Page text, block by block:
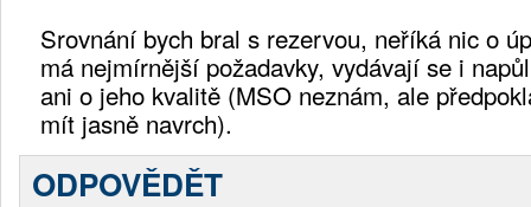
Srovnání bych bral s rezervou, neříká nic o
má nejmírnější požadavky, vydávají se i
ani o jeho kvalitě (MSO neznám, ale
mít jasně navrch).
ODPOVĚDĚT